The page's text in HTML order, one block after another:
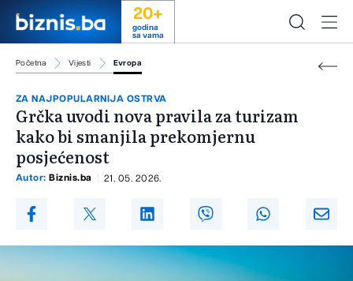
20+
godina
sa vama
Početna Vijesti Evropa
ZA NAJPOPULARNIJA OSTRVA
Grčka uvodi nova pravila za turizam
kako bi smanjila prekomjernu
posjećenost
Autor: Biznis.ba 21. 05. 2026.